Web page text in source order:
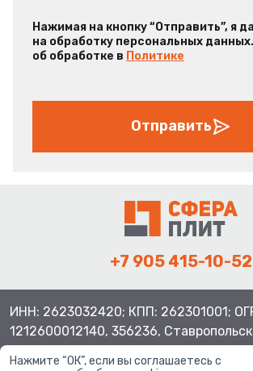
Нажимая на кнопку “Отправить”, я
на обработку персональных
об обработке в Политике
Отправить
+7 905 415-10-52
ИНН: 2623032420; КПП: 262301001;
1212600012140, 356236,
Нажмите “ОК”, если вы соглашаетесь с